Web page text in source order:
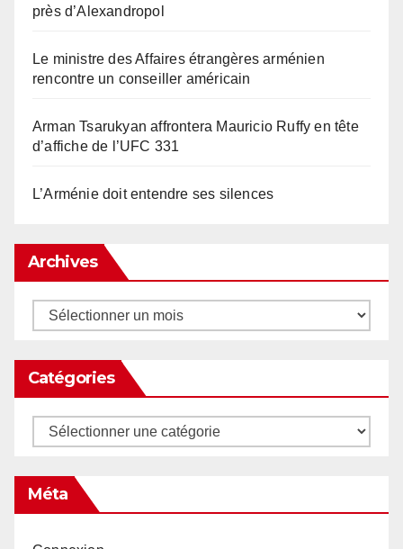
près d’Alexandropol
Le ministre des Affaires étrangères arménien
rencontre un conseiller américain
Arman Tsarukyan affrontera Mauricio Ruffy en tête
d’affiche de l’UFC 331
L’Arménie doit entendre ses silences
Archives
Archives
Catégories
Catégories
Méta